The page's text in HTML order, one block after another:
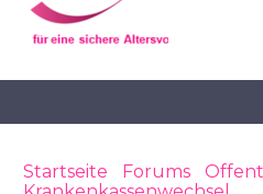
Startseite Forums